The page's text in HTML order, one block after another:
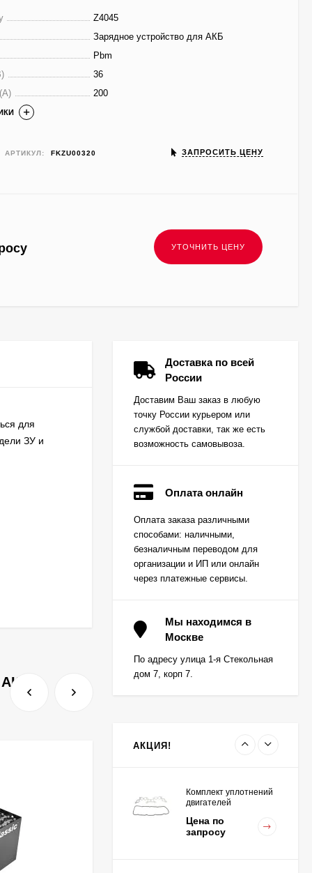
Z4045
Зарядное устройство для АКБ
Pbm
36
200
АРТИКУЛ: FKZU00320 ЗАПРОСИТЬ ЦЕНУ
для
ЗУ и
Доставка по всей
России
Доставим Ваш заказ в любую
точку России курьером или
службой доставки, так же есть
возможность самовывоза.
Оплата онлайн
Оплата заказа различными
способами: наличными,
безналичным переводом для
организации и ИП или онлайн
через платежные сервисы.
Мы находимся в
Москве
По адресу улица 1-я Стекольная
дом 7, корп 7.
АКЦИЯ!
Вкладыш коренной
(0,25) (1шт - 1
половинка) для
двигателей
K15,K21,K25
запросу
(1шт - 1 половинка) для
двигателей
K15,K21,K25
Цена по
Комплект уплотнений
двигателей
Цена по
запросу